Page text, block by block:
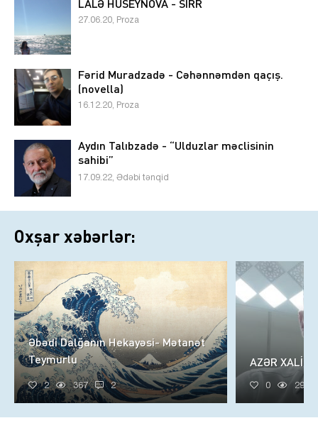
LALƏ HÜSEYNOVA - SİRR
27.06.20, Proza
Fərid Muradzadə - Cəhənnəmdən qaçış.
(novella)
16.12.20, Proza
Aydın Talıbzadə - “Ulduzlar məclisinin
sahibi”
17.09.22, Ədəbi tənqid
Oxşar xəbərlər:
Əbədi Dalğanın Hekayəsi- Mətanət
Teymurlu
2 367 2
AZƏR
0 296